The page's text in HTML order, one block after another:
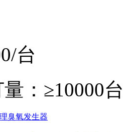
/台
： ≥10000台
臭氧发生器